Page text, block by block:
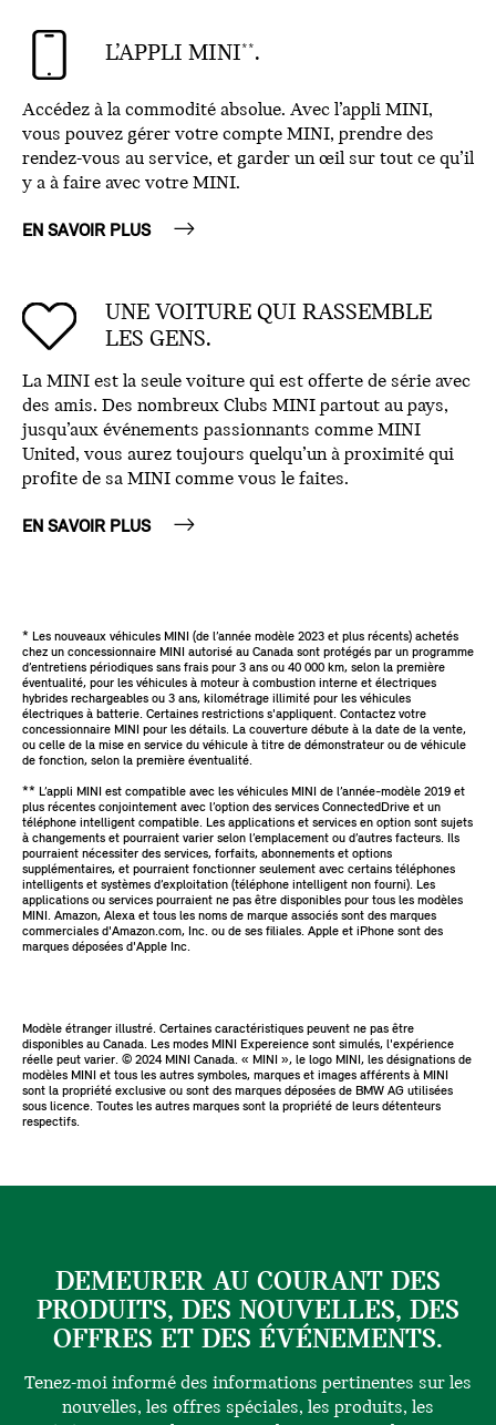
L’APPLI MINI**.
Accédez à la commodité absolue. Avec l’appli MINI,
vous pouvez gérer votre compte MINI, prendre des
rendez-vous au service, et garder un œil sur tout ce qu’il
y a à faire avec votre MINI.
EN SAVOIR PLUS
UNE VOITURE QUI RASSEMBLE
LES GENS.
La MINI est la seule voiture qui est offerte de série avec
des amis. Des nombreux Clubs MINI partout au pays,
jusqu’aux événements passionnants comme MINI
United, vous aurez toujours quelqu’un à proximité qui
profite de sa MINI comme vous le faites.
EN SAVOIR PLUS
* Les nouveaux véhicules MINI (de l’année modèle 2023 et plus récents) achetés
chez un concessionnaire MINI autorisé au Canada sont protégés par un programme
d’entretiens périodiques sans frais pour 3 ans ou 40 000 km, selon la première
éventualité, pour les véhicules à moteur à combustion interne et électriques
hybrides rechargeables ou 3 ans, kilométrage illimité pour les véhicules
électriques à batterie. Certaines restrictions s'appliquent. Contactez votre
concessionnaire MINI pour les détails. La couverture débute à la date de la vente,
ou celle de la mise en service du véhicule à titre de démonstrateur ou de véhicule
de fonction, selon la première éventualité.
** L’appli MINI est compatible avec les véhicules MINI de l’année-modèle 2019 et
plus récentes conjointement avec l’option des services ConnectedDrive et un
téléphone intelligent compatible. Les applications et services en option sont sujets
à changements et pourraient varier selon l’emplacement ou d’autres facteurs. Ils
pourraient nécessiter des services, forfaits, abonnements et options
supplémentaires, et pourraient fonctionner seulement avec certains téléphones
intelligents et systèmes d’exploitation (téléphone intelligent non fourni). Les
applications ou services pourraient ne pas être disponibles pour tous les modèles
MINI. Amazon, Alexa et tous les noms de marque associés sont des marques
commerciales d'Amazon.com, Inc. ou de ses filiales. Apple et iPhone sont des
marques déposées d'Apple Inc.
Modèle étranger illustré. Certaines caractéristiques peuvent ne pas être
disponibles au Canada. Les modes MINI Expereience sont simulés, l'expérience
réelle peut varier. ©️ 2024 MINI Canada. « MINI », le logo MINI, les désignations de
modèles MINI et tous les autres symboles, marques et images afférents à MINI
sont la propriété exclusive ou sont des marques déposées de BMW AG utilisées
sous licence. Toutes les autres marques sont la propriété de leurs détenteurs
respectifs.
DEMEURER AU COURANT DES
PRODUITS, DES NOUVELLES, DES
OFFRES ET DES ÉVÉNEMENTS.
Tenez-moi informé des informations pertinentes sur les
nouvelles, les offres spéciales, les produits, les